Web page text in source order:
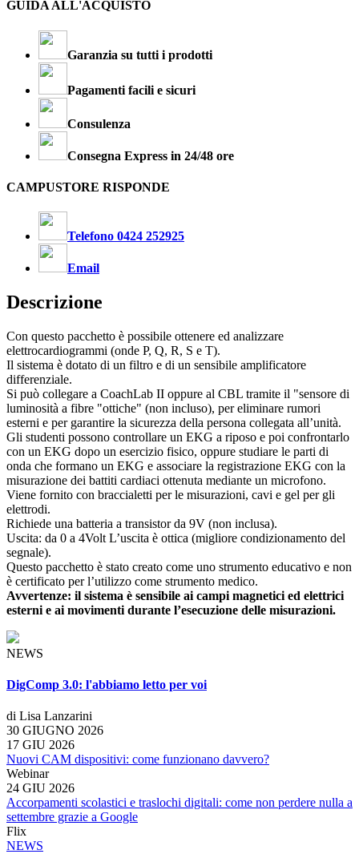
GUIDA ALL'ACQUISTO
Garanzia su tutti i prodotti
Pagamenti facili e sicuri
Consulenza
Consegna Express in 24/48 ore
CAMPUSTORE RISPONDE
Telefono 0424 252925
Email
Descrizione
Con questo pacchetto è possibile ottenere ed analizzare
elettrocardiogrammi (onde P, Q, R, S e T).
Il sistema è dotato di un filtro e di un sensibile amplificatore
differenziale.
Si può collegare a CoachLab II oppure al CBL tramite il "sensore di
luminosità a fibre "ottiche" (non incluso), per eliminare rumori
esterni e per garantire la sicurezza della persona collegata all’unità.
Gli studenti possono controllare un EKG a riposo e poi confrontarlo
con un EKG dopo un esercizio fisico, oppure studiare le parti di
onda che formano un EKG e associare la registrazione EKG con la
misurazione dei battiti cardiaci ottenuta mediante un microfono.
Viene fornito con braccialetti per le misurazioni, cavi e gel per gli
elettrodi.
Richiede una batteria a transistor da 9V (non inclusa).
Uscita: da 0 a 4Volt L’uscita è ottica (migliore condizionamento del
segnale).
Questo pacchetto è stato creato come uno strumento educativo e non
è certificato per l’utilizzo come strumento medico.
Avvertenze: il sistema è sensibile ai campi magnetici ed elettrici
esterni e ai movimenti durante l’esecuzione delle misurazioni.
NEWS
DigComp 3.0: l'abbiamo letto per voi
di Lisa Lanzarini
30 GIUGNO 2026
17 GIU 2026
Nuovi CAM dispositivi: come funzionano davvero?
Webinar
24 GIU 2026
Accorpamenti scolastici e traslochi digitali: come non perdere nulla a
settembre grazie a Google
Flix
NEWS